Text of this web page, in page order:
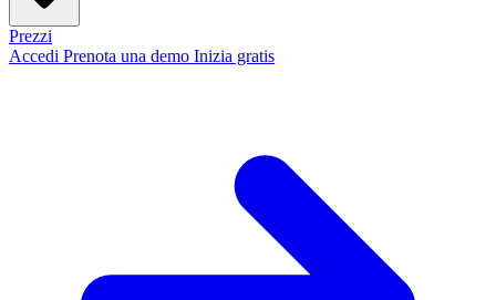
Prezzi
Accedi Prenota una demo Inizia gratis